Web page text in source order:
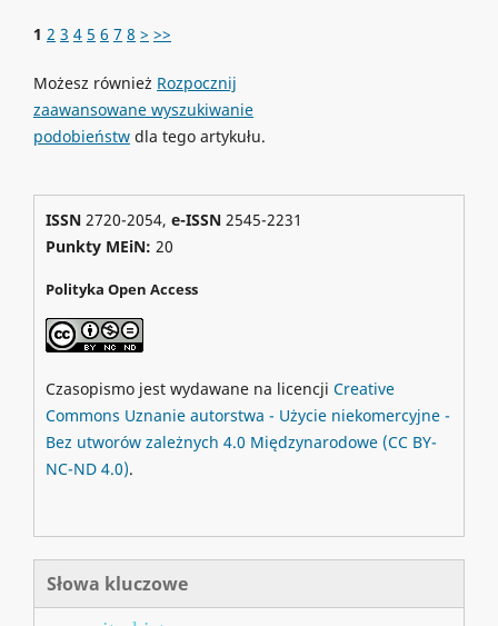
1 2 3 4 5 6 7 8 > >>
Możesz również Rozpocznij
zaawansowane wyszukiwanie
podobieństwdla tego artykułu.
ISSN2720-2054, e-ISSN2545-2231
Punkty MEiN: 20
Polityka Open Access
Czasopismo jest wydawane na licencji Creative
Commons Uznanie autorstwa - Użycie niekomercyjne -
Bez utworów zależnych 4.0 Międzynarodowe (CC BY-
NC-ND 4.0).
Słowa kluczowe